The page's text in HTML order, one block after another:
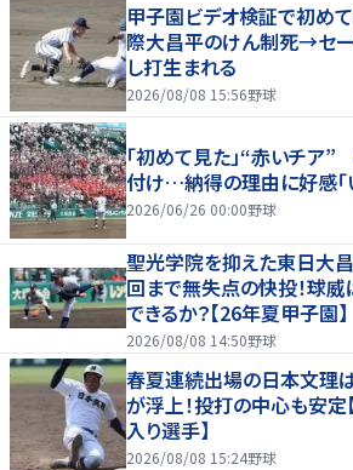
甲子園ビデオ検証で初め
際大昌平のけん制死→セ
し打生まれる
2026/08/08 15:56野球
「初めて見た」“赤いチ
付け…納得の理由に好感「
2026/06/26 00:00野球
聖光学院を抑えた東日大
回まで無失点の快投！球
できるか？【26年夏甲子園】
2026/08/08 14:50野球
春夏連続出場の日本文理
が浮上！投打の中心も安定
入り選手】
2026/08/08 15:24野球